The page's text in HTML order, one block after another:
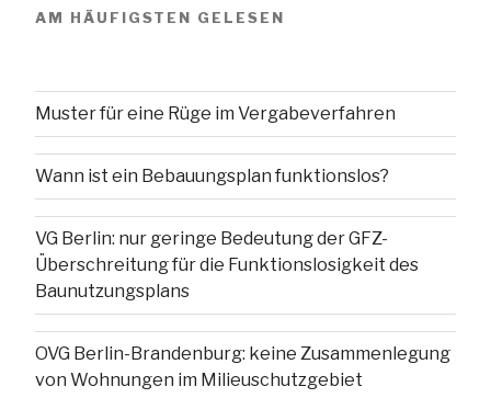
AM HÄUFIGSTEN GELESEN
Muster für eine Rüge im Vergabeverfahren
Wann ist ein Bebauungsplan funktionslos?
VG Berlin: nur geringe Bedeutung der GFZ-
Überschreitung für die Funktionslosigkeit des
Baunutzungsplans
OVG Berlin-Brandenburg: keine Zusammenlegung
von Wohnungen im Milieuschutzgebiet